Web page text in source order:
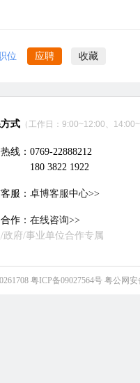
位 应聘 收藏
式 （工作日：9:00~12:00、
线：0769-22888212
180 3822 1922
服： 卓博客服中心>>
作： 在线咨询>>
政府/事业单位合作专属
粤ICP备09027564号 粤公网安